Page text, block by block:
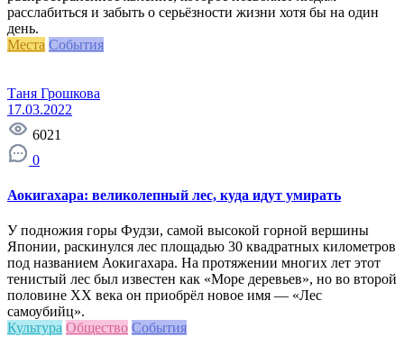
расслабиться и забыть о серьёзности жизни хотя бы на один
день.
Места События
Таня Грошкова
17.03.2022
6021
0
Аокигахара: великолепный лес, куда идут умирать
У подножия горы Фудзи, самой высокой горной вершины
Японии, раскинулся лес площадью 30 квадратных километров
под названием Аокигахара. На протяжении многих лет этот
тенистый лес был известен как «Море деревьев», но во второй
половине ХХ века он приобрёл новое имя — «Лес
самоубийц».
Культура Общество События